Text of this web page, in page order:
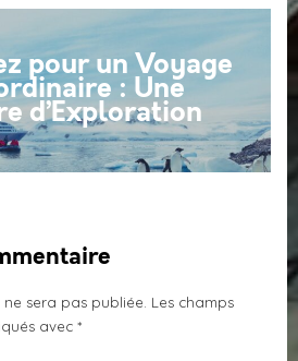
pour un Voyage
: Une
d’Exploration
sera pas publiée. Les champs
avec *